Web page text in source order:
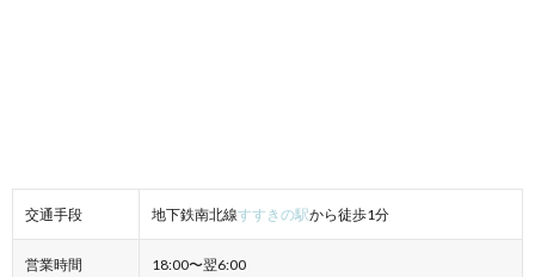
交通手段 地下鉄南北線すすきの駅から徒歩1分
営業時間 18:00〜翌6:00